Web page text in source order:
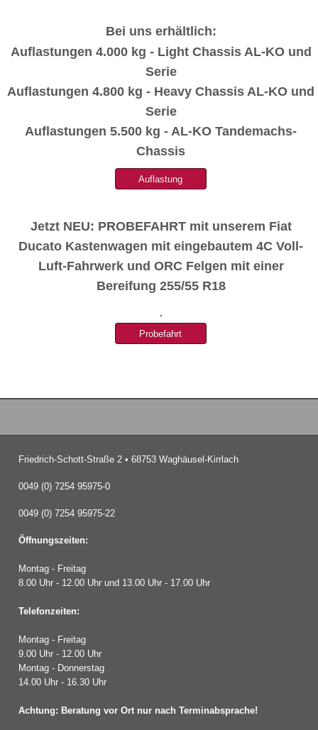
Bei uns erhältlich:
Auflastungen 4.000 kg - Light Chassis AL-KO und
Serie
Auflastungen 4.800 kg - Heavy Chassis AL-KO und
Serie
Auflastungen 5.500 kg - AL-KO Tandemachs-
Chassis
Jetzt NEU: PROBEFAHRT mit unserem Fiat
Ducato Kastenwagen mit eingebautem 4C Voll-
Luft-Fahrwerk und ORC Felgen mit einer
Bereifung 255/55 R18
Friedrich-Schott-Straße 2 • 68753 Waghäusel-Kirrlach
0049 (0) 7254 95975-0
0049 (0) 7254 95975-22
Öffnungszeiten:
Montag - Freitag
8.00 Uhr - 12.00 Uhr und 13.00 Uhr - 17.00 Uhr
Telefonzeiten:
Montag - Freitag
9.00 Uhr - 12.00 Uhr
Montag - Donnerstag
14.00 Uhr - 16.30 Uhr
Achtung: Beratung vor Ort nur nach Terminabsprache!